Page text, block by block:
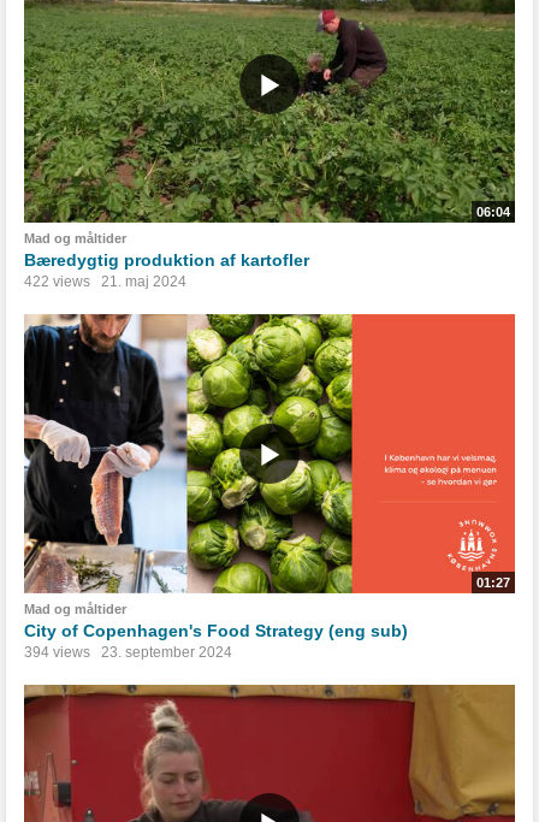
06:04
Mad og måltider
Bæredygtig produktion af kartofler
422 views 21. maj 2024
01:27
Mad og måltider
City of Copenhagen's Food Strategy (eng sub)
394 views 23. september 2024